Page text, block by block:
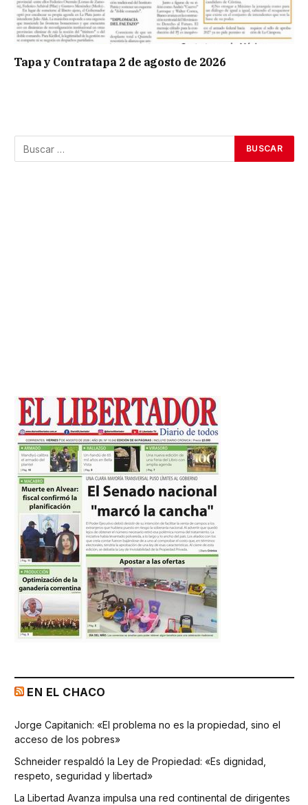
Tapa y Contratapa 2 de agosto de 2026
EN EL CHACO
Jorge Capitanich: «El problema no es la propiedad, sino el
acceso de los pobres»
Schneider respaldó la Ley de Propiedad: «Es dignidad,
respeto, seguridad y libertad»
La Libertad Avanza impulsa una red continental de dirigentes